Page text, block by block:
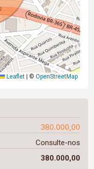
Leaflet © OpenStreetMap
380.000,00
Consulte-nos
380.000,00